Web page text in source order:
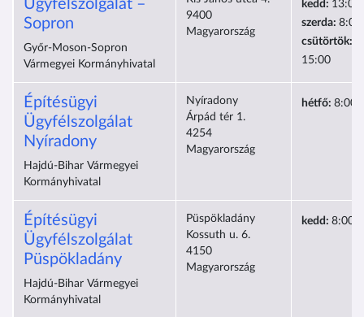
Ügyfélszolgálat –
Sopron
Győr-Moson-Sopron
Vármegyei Kormányhivatal
9400
Magyarország
kedd:
szerda:
csütörtök:
15:00
Építésügyi
Ügyfélszolgálat
Nyíradony
Hajdú-Bihar Vármegyei
Kormányhivatal
Nyíradony
Árpád tér 1.
4254
Magyarország
hétfő: 8:00-
Építésügyi
Ügyfélszolgálat
Püspökladány
Hajdú-Bihar Vármegyei
Kormányhivatal
Püspökladány
Kossuth u. 6.
4150
Magyarország
kedd: 8:00-